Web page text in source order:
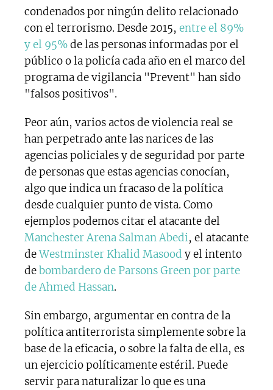
condenados por ningún delito relacionado
con el terrorismo. Desde 2015, entre el 89%
y el 95%de las personas informadas por el
público o la policía cada año en el marco del
programa de vigilancia "Prevent" han sido
"falsos positivos".
Peor aún, varios actos de violencia real se
han perpetrado ante las narices de las
agencias policiales y de seguridad por parte
de personas que estas agencias conocían,
algo que indica un fracaso de la política
desde cualquier punto de vista. Como
ejemplos podemos citar el atacante del
Manchester Arena Salman Abedi, el atacante
deWestminster Khalid Masood y el intento
debombardero de Parsons Green por parte
de Ahmed Hassan.
Sin embargo, argumentar en contra de la
política antiterrorista simplemente sobre la
base de la eficacia, o sobre la falta de ella, es
un ejercicio políticamente estéril. Puede
servir para naturalizar lo que es una